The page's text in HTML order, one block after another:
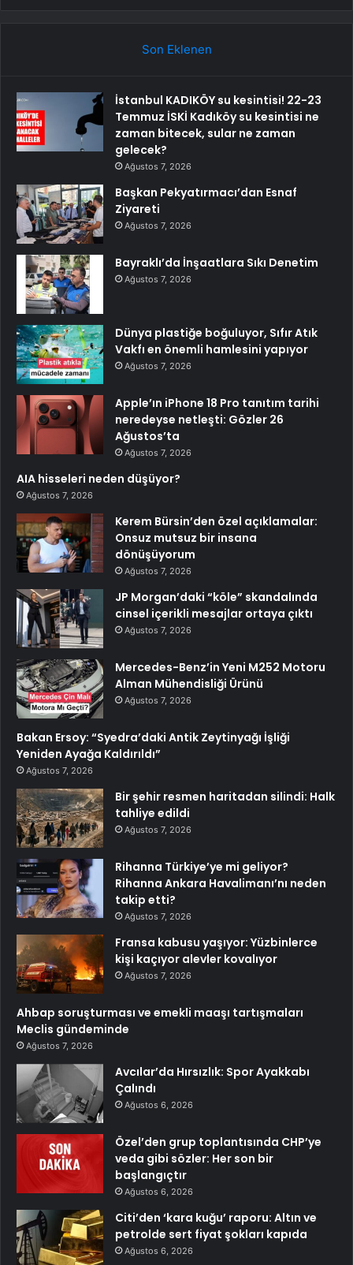
Son Eklenen
İstanbul KADIKÖY su kesintisi! 22-23
Temmuz İSKİ Kadıköy su kesintisi ne
zaman bitecek, sular ne zaman
gelecek?
Ağustos 7, 2026
Başkan Pekyatırmacı’dan Esnaf
Ziyareti
Ağustos 7, 2026
Bayraklı’da İnşaatlara Sıkı Denetim
Ağustos 7, 2026
Dünya plastiğe boğuluyor, Sıfır Atık
Vakfı en önemli hamlesini yapıyor
Ağustos 7, 2026
Apple’ın iPhone 18 Pro tanıtım tarihi
neredeyse netleşti: Gözler 26
Ağustos’ta
Ağustos 7, 2026
AIA hisseleri neden düşüyor?
Ağustos 7, 2026
Kerem Bürsin’den özel açıklamalar:
Onsuz mutsuz bir insana
dönüşüyorum
Ağustos 7, 2026
JP Morgan’daki “köle” skandalında
cinsel içerikli mesajlar ortaya çıktı
Ağustos 7, 2026
Mercedes-Benz’in Yeni M252 Motoru
Alman Mühendisliği Ürünü
Ağustos 7, 2026
Bakan Ersoy: “Syedra’daki Antik Zeytinyağı İşliği
Yeniden Ayağa Kaldırıldı”
Ağustos 7, 2026
Bir şehir resmen haritadan silindi: Halk
tahliye edildi
Ağustos 7, 2026
Rihanna Türkiye’ye mi geliyor?
Rihanna Ankara Havalimanı’nı neden
takip etti?
Ağustos 7, 2026
Fransa kabusu yaşıyor: Yüzbinlerce
kişi kaçıyor alevler kovalıyor
Ağustos 7, 2026
Ahbap soruşturması ve emekli maaşı tartışmaları
Meclis gündeminde
Ağustos 7, 2026
Avcılar’da Hırsızlık: Spor Ayakkabı
Çalındı
Ağustos 6, 2026
Özel’den grup toplantısında CHP’ye
veda gibi sözler: Her son bir
başlangıçtır
Ağustos 6, 2026
Citi’den ‘kara kuğu’ raporu: Altın ve
petrolde sert fiyat şokları kapıda
Ağustos 6, 2026